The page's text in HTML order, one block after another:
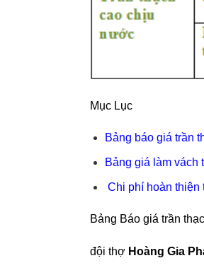
Mục Lục
Bảng báo giá trần
Bảng giá làm vách
Chi phí hoàn thiện
Bảng Báo giá trần
đội thợ Hoàng Gia